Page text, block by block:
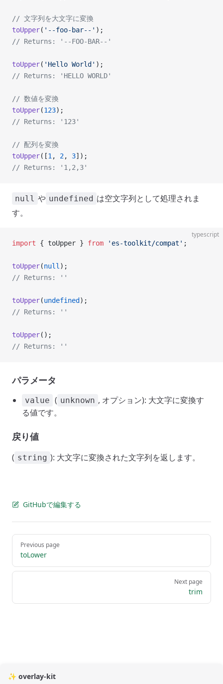
// 文字列を大文字に変換
toUpper( '--foo-bar--' );
// Returns: '--FOO-BAR--'
toUpper( 'Hello World' );
// Returns: 'HELLO WORLD'
// 数値を変換
toUpper(123);
// Returns: '123'
// 配列を変換
toUpper([1 , 2, 3]);
// Returns: '1,2,3'
null や undefined は空文字列として処理されま
す。
typescript
import { toUpper } from 'es-toolkit/compat' ;
toUpper(null );
// Returns: ''
toUpper(undefined );
// Returns: ''
toUpper();
// Returns: ''
パラメータ
value ( unknown , オプション): 大文字に変換す
る値です。
戻り値
( string ): 大文字に変換された文字列を返します。
GitHubで編集する
Pager
Previous page
toLower
Next page
trim
✨ overlay-kit